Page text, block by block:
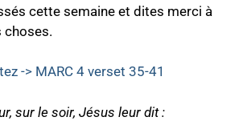
cette semaine et dites merci à
choses.
-> MARC 4 verset 35-41
sur le soir, Jésus leur dit :